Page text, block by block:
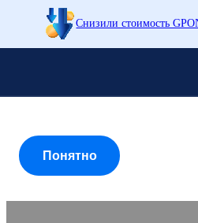
Понятно
Понятно
Снизили стоимость